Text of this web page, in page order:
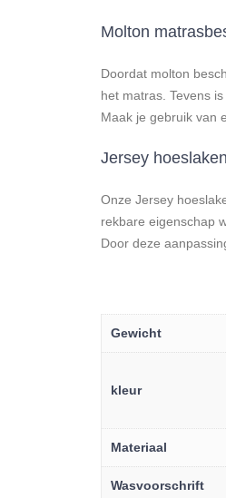
Molton
Doordat molton
het matras. Tevens
Maak je gebruik van
Jersey hoeslaken
Onze Jersey
rekbare eigenschap
Door deze
Gewicht
kleur
Materiaal
Wasvoorschrift